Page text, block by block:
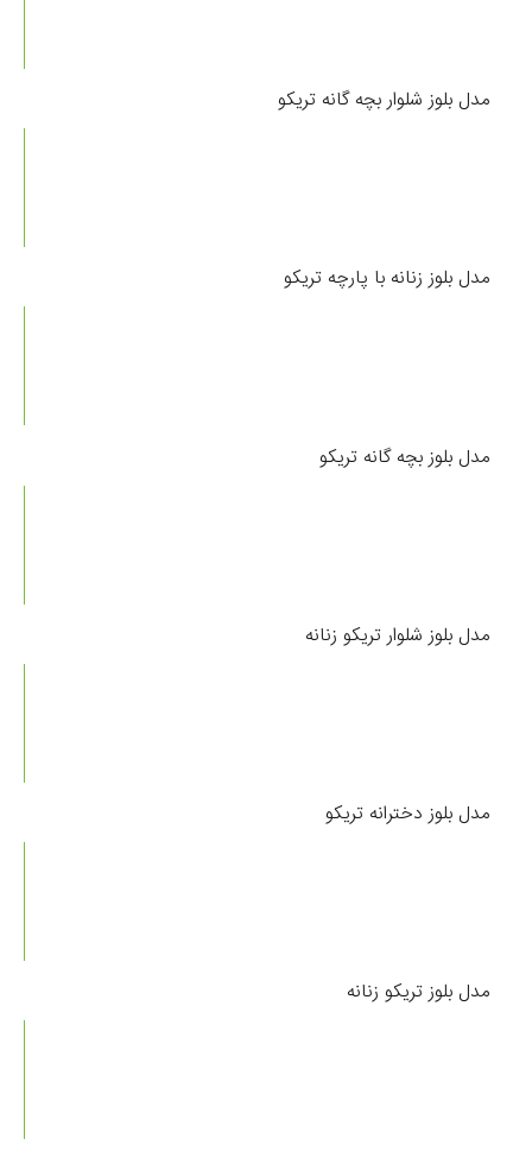
مدل بلوز شلوار بچه گانه تریکو
مدل بلوز زنانه با پارچه تریکو
مدل بلوز بچه گانه تریکو
مدل بلوز شلوار تریکو زنانه
مدل بلوز دخترانه تریکو
مدل بلوز تریکو زنانه